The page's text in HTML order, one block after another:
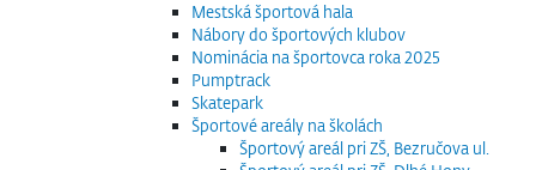
Mestská športová hala
Nábory do športových klubov
Nominácia na športovca roka 2025
Pumptrack
Skatepark
Športové areály na školách
Športový areál pri ZŠ, Bezručova ul.